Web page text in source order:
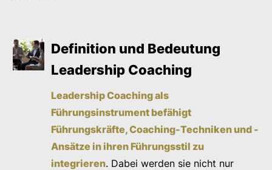
Definition und Bedeutung
Leadership Coaching
Leadership Coaching als
Führungsinstrument befähigt
Führungskräfte, Coaching-Techniken und -
Ansätze in ihren Führungsstil zu
integrieren. Dabei werden sie nicht nur